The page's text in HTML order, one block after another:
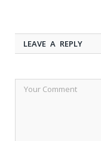
LEAVE A REPLY